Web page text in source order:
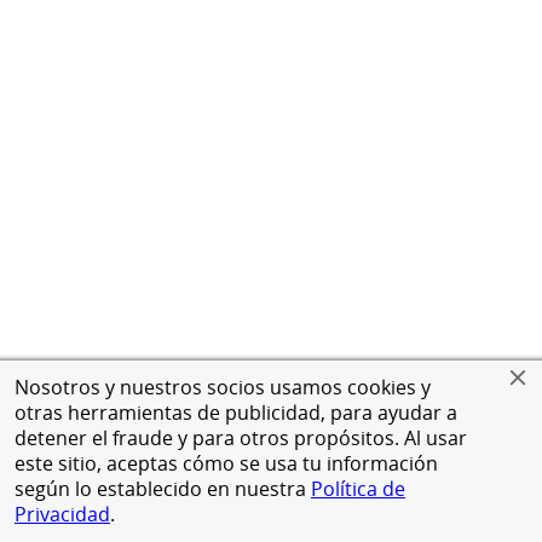
Nosotros y nuestros socios usamos cookies y
otras herramientas de publicidad, para ayudar a
detener el fraude y para otros propósitos. Al usar
este sitio, aceptas cómo se usa tu información
según lo establecido en nuestra Política de
Privacidad.